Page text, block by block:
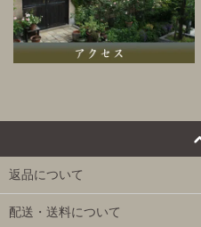
返品について
配送・送料について